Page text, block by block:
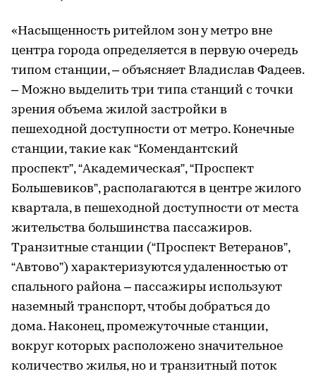
«Насыщенность ритейлом зон у метро вне
центра города определяется в первую очередь
типом станции, – объясняет Владислав Фадеев.
– Можно выделить три типа станций с точки
зрения объема жилой застройки в
пешеходной доступности от метро. Конечные
станции, такие как “Комендантский
проспект”, “Академическая”, “Проспект
Большевиков”, располагаются в центре жилого
квартала, в пешеходной доступности от места
жительства большинства пассажиров.
Транзитные станции (“Проспект Ветеранов”,
“Автово”) характеризуются удаленностью от
спального района – пассажиры используют
наземный транспорт, чтобы добраться до
дома. Наконец, промежуточные станции,
вокруг которых расположено значительное
количество жилья, но и транзитный поток